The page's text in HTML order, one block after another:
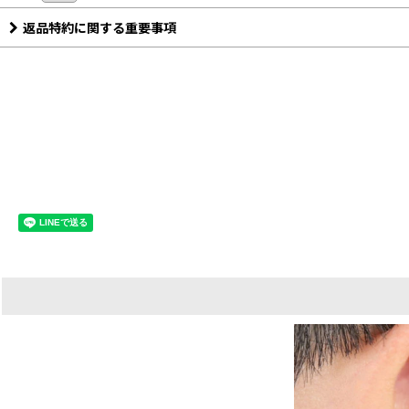
返品特約に関する重要事項